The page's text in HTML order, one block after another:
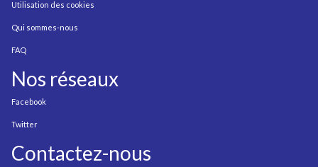
Utilisation des cookies
Qui sommes-nous
FAQ
Nos réseaux
Facebook
Twitter
Contactez-nous